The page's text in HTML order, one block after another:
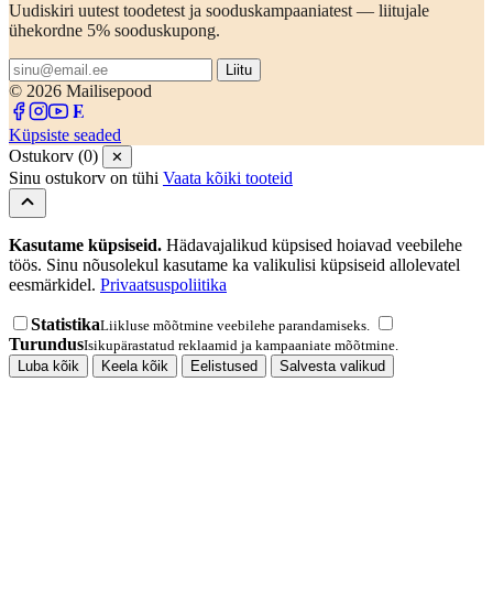
Uudiskiri uutest toodetest ja sooduskampaaniatest — liitujale
ühekordne 5% sooduskupong.
Liitu
© 2026 Mailisepood
Küpsiste seaded
Ostukorv (0)
✕
Sinu ostukorv on tühi Vaata kõiki tooteid
Kasutame küpsiseid. Hädavajalikud küpsised hoiavad veebilehe
töös. Sinu nõusolekul kasutame ka valikulisi küpsiseid allolevatel
eesmärkidel. Privaatsuspoliitika
StatistikaLiikluse mõõtmine veebilehe parandamiseks.
TurundusIsikupärastatud reklaamid ja kampaaniate mõõtmine.
Luba kõik
Keela kõik Eelistused Salvesta valikud